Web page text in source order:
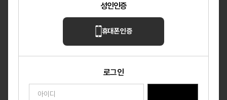
마사지
성인인증
휴대폰 인증
로그인